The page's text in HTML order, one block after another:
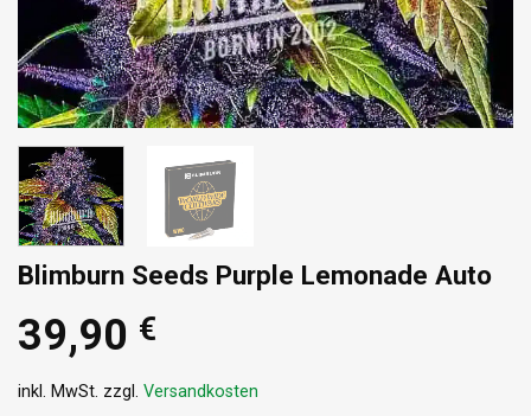
Blimburn Seeds Purple Lemonade Auto
39,90 €
inkl. MwSt. zzgl. Versandkosten